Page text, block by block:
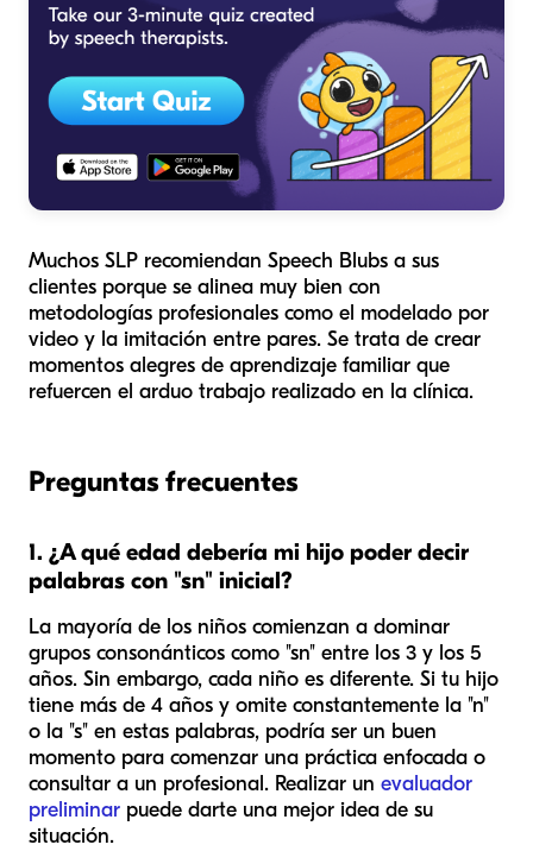
Muchos SLP recomiendan Speech Blubs a sus
clientes porque se alinea muy bien con
metodologías profesionales como el modelado por
video y la imitación entre pares. Se trata de crear
momentos alegres de aprendizaje familiar que
refuercen el arduo trabajo realizado en la clínica.
Preguntas frecuentes
1. ¿A qué edad debería mi hijo poder decir
palabras con "sn" inicial?
La mayoría de los niños comienzan a dominar
grupos consonánticos como "sn" entre los 3 y los 5
años. Sin embargo, cada niño es diferente. Si tu hijo
tiene más de 4 años y omite constantemente la "n"
o la "s" en estas palabras, podría ser un buen
momento para comenzar una práctica enfocada o
consultar a un profesional. Realizar un evaluador
preliminar puede darte una mejor idea de su
situación.